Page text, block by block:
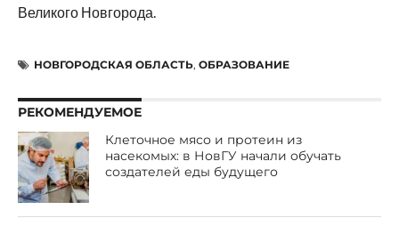
Великого Новгорода.
НОВГОРОДСКАЯ ОБЛАСТЬ, ОБРАЗОВАНИЕ
РЕКОМЕНДУЕМОЕ
Клеточное мясо и протеин из
насекомых: в НовГУ начали обучать
создателей еды будущего